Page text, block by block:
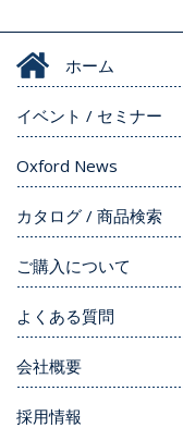
ホーム
イベント / セミナー
Oxford News
カタログ / 商品検索
ご購入について
よくある質問
会社概要
採用情報